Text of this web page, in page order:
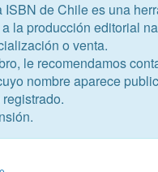
de Chile es una
la producción editorial
o venta.
le recomendamos
nombre aparece